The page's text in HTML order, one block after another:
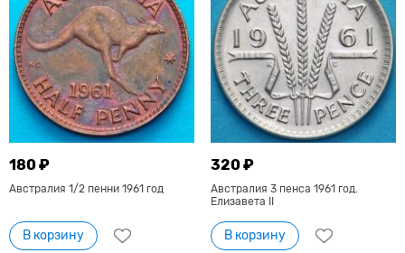
180 ₽
Австралия 1/2 пенни 1961 год
В корзину
320 ₽
Австралия 3 пенса 1961 год.
Елизавета II
В корзину